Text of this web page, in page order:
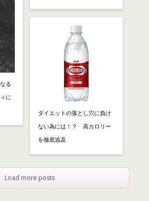
る
に
ダイエットの落とし穴に負け
ない為には！？ 高カロリー
を徹底追及
Load more posts